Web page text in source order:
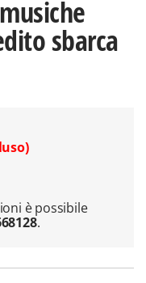
sbarca
è possibile
.